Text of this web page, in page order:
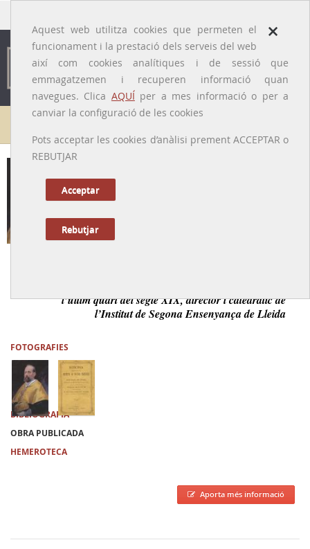
×
Aquest web utilitza cookies que permeten el
funcionament i la prestació dels serveis del web
així com cookies analítiques i de sessió que
emmagatzemen i recuperen informació quan
navegues. Clica AQUÍper a mes informació o per a
canviar la configuració de les cookies
Pots acceptar les cookies d’anàlisi prement ACCEPTAR o
REBUTJAR
Acceptar
Rebutjar
Galeria de metges
l’últim quart del segle XIX, director i catedràtic de
l’Institut de Segona Ensenyança de Lleida
FOTOGRAFIES
BIBLIOGRAFIA
OBRA PUBLICADA
HEMEROTECA
Aporta més informació